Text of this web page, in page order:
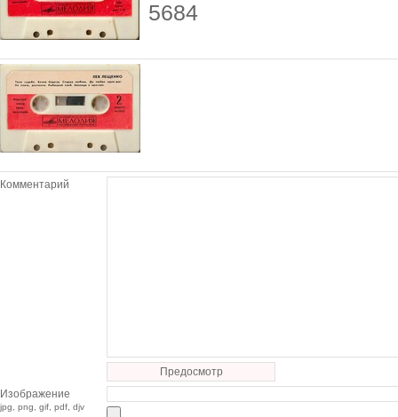
5684
Комментарий
Предосмотр
Изображение
jpg, png, gif, pdf, djv